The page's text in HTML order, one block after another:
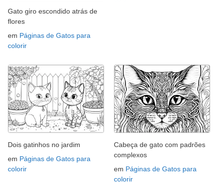
Gato giro escondido atrás de
flores
em Páginas de Gatos para
colorir
Dois gatinhos no jardim
em Páginas de Gatos para
colorir
Cabeça de gato com padrões
complexos
em Páginas de Gatos para
colorir